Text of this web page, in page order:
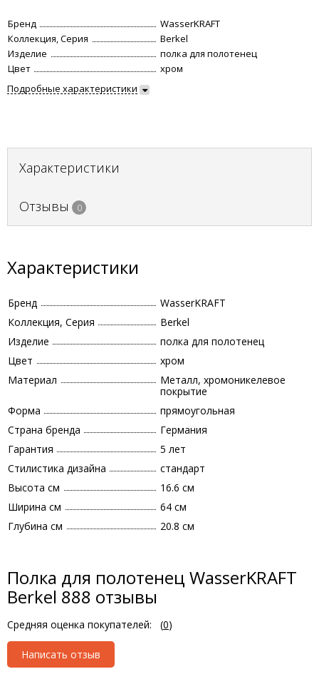
Бренд
WasserKRAFT
Коллекция, Серия
Berkel
Изделие
полка для полотенец
Цвет
хром
Подробные характеристики
Характеристики
Отзывы 0
Характеристики
Бренд
WasserKRAFT
Коллекция, Серия
Berkel
Изделие
полка для полотенец
Цвет
хром
Материал
Металл, хромоникелевое
покрытие
Форма
прямоугольная
Страна бренда
Германия
Гарантия
5 лет
Стилистика дизайна
стандарт
Высота см
16.6 см
Ширина см
64 см
Глубина см
20.8 см
Полка для полотенец WasserKRAFT
Berkel 888 отзывы
Средняя оценка покупателей: (0)
Написать отзыв